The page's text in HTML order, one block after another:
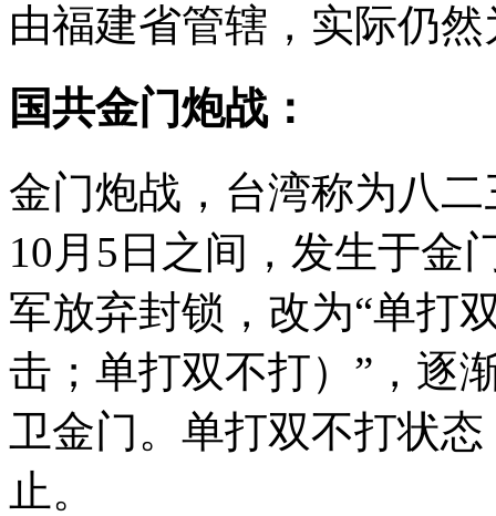
由福建省管辖，实际仍
国共金门炮战：
金门炮战，台湾称为八
10月5日之间，发生于金
军放弃封锁，改为“单打
击；单打双不打）”，逐
卫金门。单打双不打状
止。